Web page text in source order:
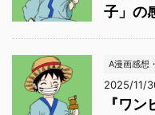
子」の
A漫画感想
2025/11/
『ワ